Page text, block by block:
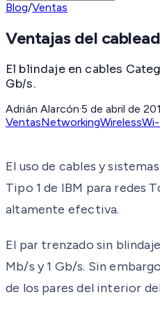
Blog/Ventas
Ventajas del
El blindaje en cables
Gb/s.
Adrián Alarcón·5 de abril de
VentasNetworkingWireless
El uso de cables y
Tipo 1 de IBM para redes
altamente efectiva.
El par trenzado sin
Mb/s y 1 Gb/s. Sin
de los pares del interior